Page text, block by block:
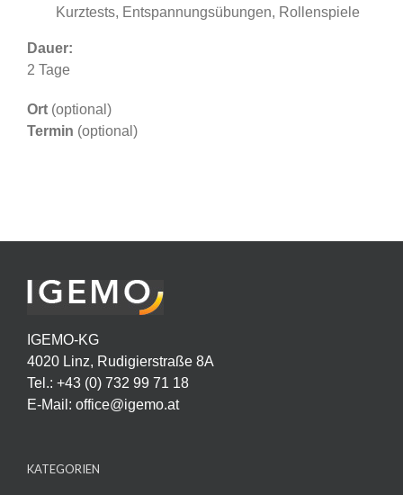
Kurztests, Entspannungsübungen, Rollenspiele
Dauer:
2 Tage
Ort (optional)
Termin (optional)
IGEMO-KG
4020 Linz, Rudigierstraße 8A
Tel.: +43 (0) 732 99 71 18
E-Mail: office@igemo.at
KATEGORIEN